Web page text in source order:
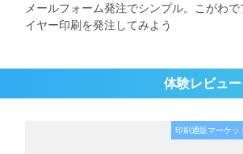
メールフォーム発注でシンプル。こがわで
イヤー印刷を発注してみよう
体験レビュ
印刷通販マーケッ